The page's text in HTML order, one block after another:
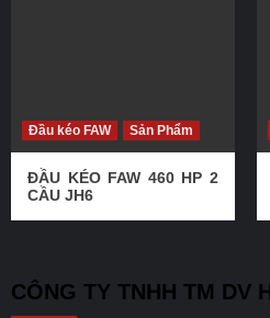
Đầu kéo FAW Sản Phẩm
ĐẦU KÉO FAW 460 HP 2
CẦU JH6
CÔNG TY TNHH TM DV